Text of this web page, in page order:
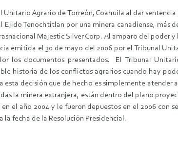
Unitario Agrario de Torreón, Coahuila al dar
Ejido Tenochtitlan por una minera canadiense, más
Majestic Silver Corp. Al amparo del poder
emitida el 30 de mayo del 2006 por el Tribunal
los documentos presentados. El Tribunal
historia de los conflictos agrarios cuando hay
esta decisión que de hecho es simplemente
la minera extranjera, están dentro del plano
el año 2004 y le fueron depuestos en el 2006 con
fecha de la Resolución Presidencial.